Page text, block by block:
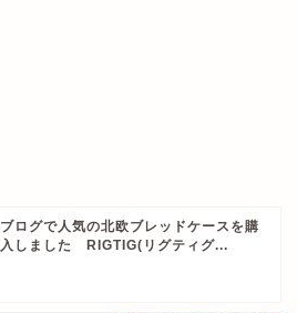
ブログで人気の北欧ブレッドケースを購
入しました RIGTIG(リグティグ...